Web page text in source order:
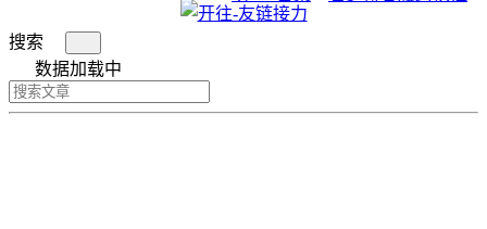
搜索
数据加载中